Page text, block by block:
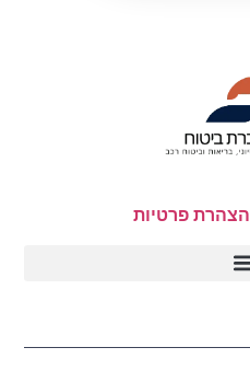
הצהרת פרטיות